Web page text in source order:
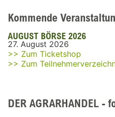
Kommende
AUGUST BÖRSE 2026
27. August 2026
>> Zum Ticketshop
>> Zum
DER AGRARHANDEL -